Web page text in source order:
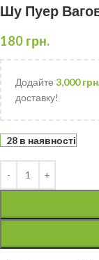
Шу Пуер
180 грн.
Додайте 3,000
доставку!
28 в наявності